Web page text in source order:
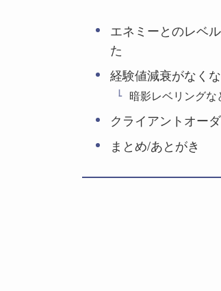
エネミーとのレベ
た
経験値減衰がなく
暗影レベリング
クライアントオー
まとめ/あとがき